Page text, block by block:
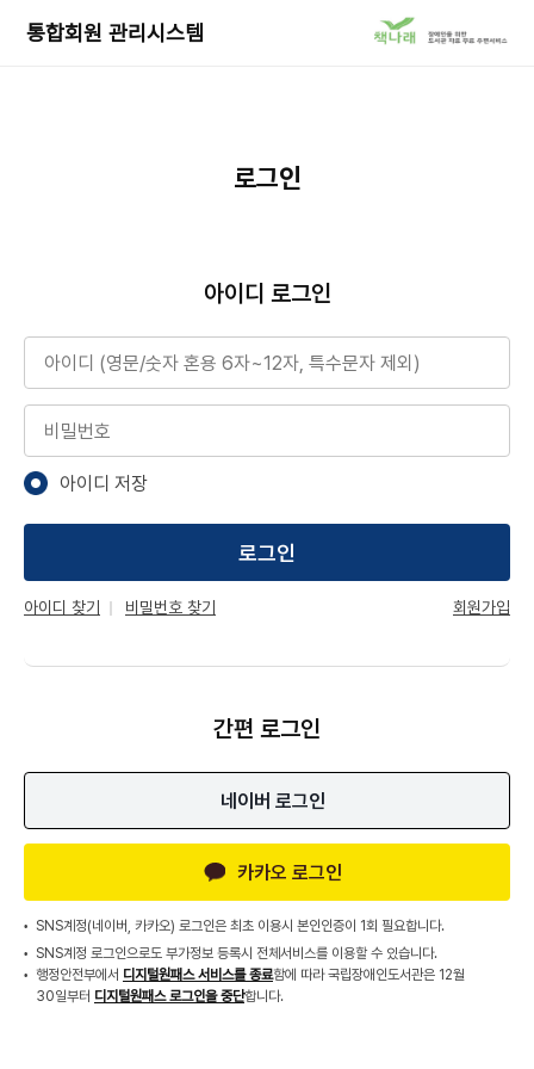
통합회원 관리시스템
책
나
로그인
아이디 로그인
아이디
비밀번호
아이디 저장
로그인
아이디 찾기 비밀번호 찾기 회원가입
간편 로그인
네이버 로그인
카카오 로그인
SNS계정(네이버, 카카오) 로그인은 최초 이용시 본인인증이 1회 필요합니다.
SNS계정 로그인으로도 부가정보 등록시 전체서비스를 이용할 수 있습니다.
행정안전부에서 디지털원패스 서비스를 종료함에 따라 국립장애인도서관은 12월
30일부터 디지털원패스 로그인을 중단합니다.